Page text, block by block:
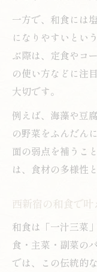
一方で、和食には
になりやすいとい
ぶ際は、定食やコ
の使い方などに注
大切です。
例えば、海藻や豆
の野菜をふんだん
面の弱点を補うこ
は、食材の多様性
西新宿の和食で
和食は「一汁三菜
食・主菜・副菜の
では、この伝統的